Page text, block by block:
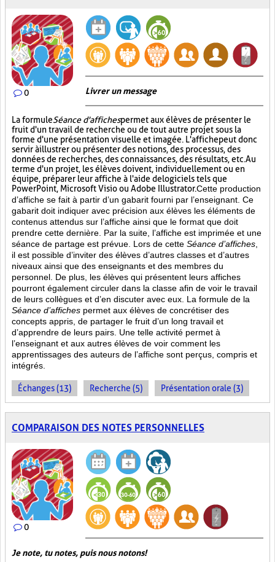
0 Livrer un message
La formuleSéance d'affichespermet aux élèves de présenter le
fruit d'un travail de recherche ou de tout autre projet sous la
forme d'une présentation visuelle et imagée. L'affichepeut donc
servir à illustrer ou présenter des notions, des processus, des
données de recherches, des connaissances, des résultats, etc. Au
terme d'un projet, les élèves doivent, individuellement ou en
équipe, préparer leur affiche à l'aide de logiciels tels que
PowerPoint, Microsoft Visio ou Adobe Illustrator.Cette production
d’affiche se fait à partir d’un gabarit fourni par l’enseignant. Ce
gabarit doit indiquer avec précision aux élèves les éléments de
contenus attendus sur l’affiche ainsi que le format que doit
prendre cette dernière. Par la suite, l’affiche est imprimée et une
séance de partage est prévue. Lors de cette Séance d’affiches
il est possible d’inviter des élèves d’autres classes et d’autres
niveaux ainsi que des enseignants et des membres du
personnel. De plus, les élèves qui présentent leurs affiches
pourront également circuler dans la classe afin de voir le travail
de leurs collègues et d’en discuter avec eux. La formule de la
Séance d’affiches permet aux élèves de concrétiser des
concepts appris, de partager le fruit d’un long travail et
d’apprendre de leurs pairs. Une telle activité permet à
l’enseignant et aux autres élèves de voir comment les
apprentissages des auteurs de l’affiche sont perçus, compris et
intégrés.
Échanges (13) Recherche (5) Présentation orale (3)
COMPARAISON DES NOTES PERSONNELLES
0
Je note, tu notes, puis nous notons!